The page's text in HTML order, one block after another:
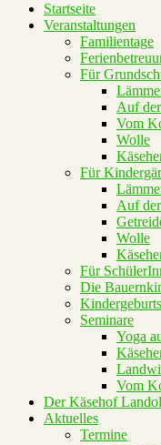
Startseite
Veranstaltungen
Familientage
Für
Auf
Vom
Wolle
Für
Auf
Wolle
Für
Die
Seminare
Yoga
Vom
Der Käsehof
Aktuelles
Termine